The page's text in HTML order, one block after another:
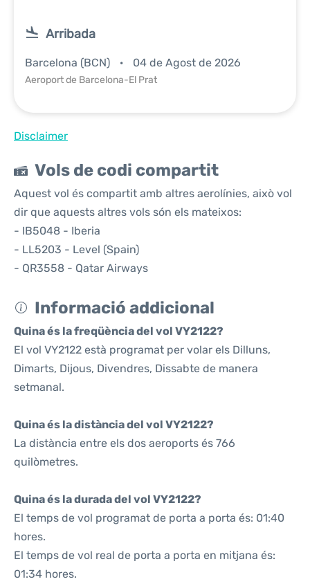
Arribada
Barcelona (BCN) 04 de Agost de 2026
Aeroport de Barcelona-El Prat
Disclaimer
Vols de codi compartit
Aquest vol és compartit amb altres aerolínies, això vol
dir que aquests altres vols són els mateixos:
- IB5048 - Iberia
- LL5203 - Level (Spain)
- QR3558 - Qatar Airways
Informació addicional
Quina és la freqüència del vol VY2122?
El vol VY2122 està programat per volar els Dilluns,
Dimarts, Dijous, Divendres, Dissabte de manera
setmanal.
Quina és la distància del vol VY2122?
La distància entre els dos aeroports és 766
quilòmetres.
Quina és la durada del vol VY2122?
El temps de vol programat de porta a porta és: 01:40
hores.
El temps de vol real de porta a porta en mitjana és:
01:34 hores.